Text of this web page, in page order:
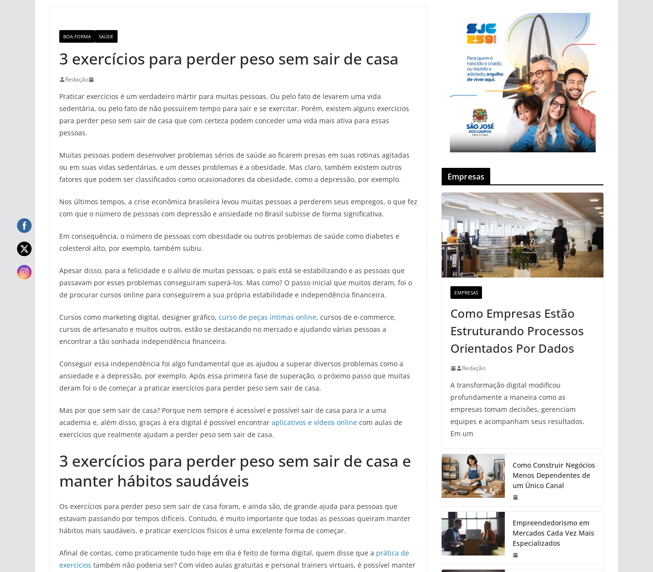
BOA FORMA SAÚDE
3 exercícios para perder peso sem sair de casa
Redação
Praticar exercícios é um verdadeiro mártir para muitas pessoas. Ou pelo fato de levarem uma vida
sedentária, ou pelo fato de não possuírem tempo para sair e se exercitar. Porém, existem alguns exercícios
para perder peso sem sair de casa que com certeza podem conceder uma vida mais ativa para essas
pessoas.
Muitas pessoas podem desenvolver problemas sérios de saúde ao ficarem presas em suas rotinas agitadas
ou em suas vidas sedentárias, e um desses problemas é a obesidade. Mas claro, também existem outros
fatores que podem ser classificados como ocasionadores da obesidade, como a depressão, por exemplo.
Nos últimos tempos, a crise econômica brasileira levou muitas pessoas a perderem seus empregos, o que fez
com que o número de pessoas com depressão e ansiedade no Brasil subisse de forma significativa.
Em consequência, o número de pessoas com obesidade ou outros problemas de saúde como diabetes e
colesterol alto, por exemplo, também subiu.
Apesar disso, para a felicidade e o alívio de muitas pessoas, o país está se estabilizando e as pessoas que
passavam por esses problemas conseguiram superá-los. Mas como? O passo inicial que muitos deram, foi o
de procurar cursos online para conseguirem a sua própria estabilidade e independência financeira.
Cursos como marketing digital, designer gráfico, curso de peças íntimas online, cursos de e-commerce,
cursos de artesanato e muitos outros, estão se destacando no mercado e ajudando várias pessoas a
encontrar a tão sonhada independência financeira.
Conseguir essa independência foi algo fundamental que as ajudou a superar diversos problemas como a
ansiedade e a depressão, por exemplo. Após essa primeira fase de superação, o próximo passo que muitas
deram foi o de começar a praticar exercícios para perder peso sem sair de casa.
Mas por que sem sair de casa? Porque nem sempre é acessível e possível sair de casa para ir a uma
academia e, além disso, graças à era digital é possível encontrar aplicativos e vídeos online com aulas de
exercícios que realmente ajudam a perder peso sem sair de casa.
3 exercícios para perder peso sem sair de casa e
manter hábitos saudáveis
Os exercícios para perder peso sem sair de casa foram, e ainda são, de grande ajuda para pessoas que
estavam passando por tempos difíceis. Contudo, é muito importante que todas as pessoas queiram manter
hábitos mais saudáveis, e praticar exercícios físicos é uma excelente forma de começar.
Afinal de contas, como praticamente tudo hoje em dia é feito de forma digital, quem disse que a prática de
exercícios também não poderia ser? Com vídeo aulas gratuitas e personal trainers virtuais, é possível manter
Empresas
EMPRESAS
Como Empresas Estão
Estruturando Processos
Orientados Por Dados
Redação
A transformação digital modificou
profundamente a maneira como as
empresas tomam decisões, gerenciam
equipes e acompanham seus resultados.
Em um
Como Construir Negócios
Menos Dependentes de
um Único Canal
Empreendedorismo em
Mercados Cada Vez Mais
Especializados